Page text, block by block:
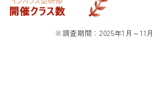
※調査期間：2025年1月～11月